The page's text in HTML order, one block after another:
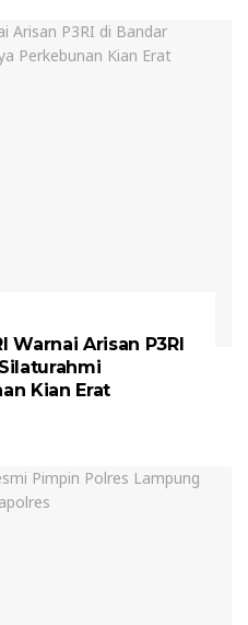
Warnai Arisan P3RI
Kian Erat